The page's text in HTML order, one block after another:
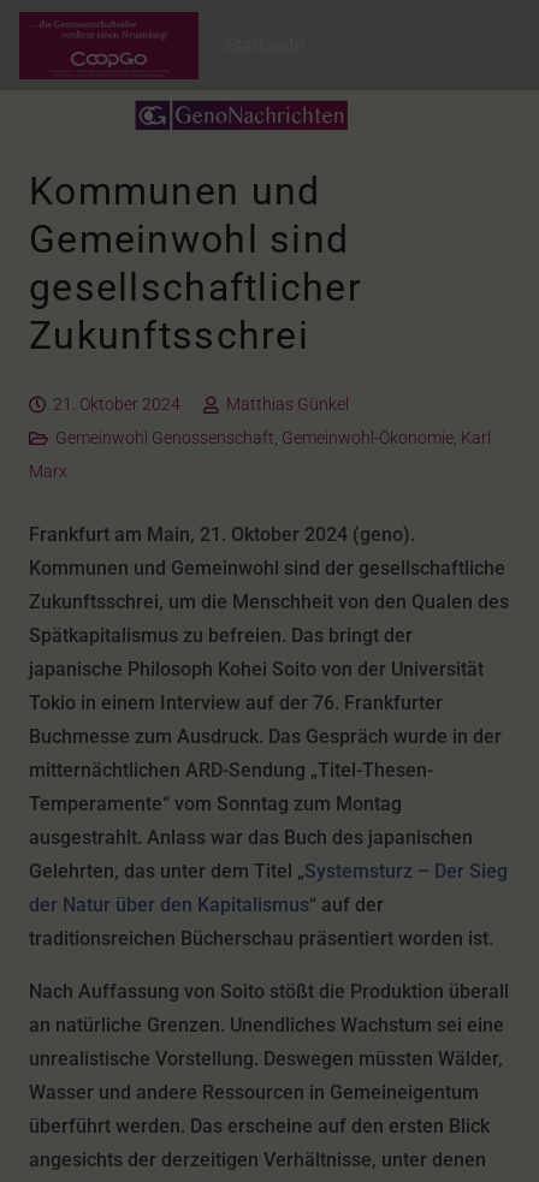
Kommunen und
Gemeinwohl sind
gesellschaftlicher
Zukunftsschrei
21. Oktober 2024
Matthias Günkel
Gemeinwohl Genossenschaft, Gemeinwohl-Ökonomie, Karl
Marx
Frankfurt am Main, 21. Oktober 2024 (geno).
Kommunen und Gemeinwohl sind der gesellschaftliche
Zukunftsschrei, um die Menschheit von den Qualen des
Spätkapitalismus zu befreien. Das bringt der
japanische Philosoph Kohei Soito von der Universität
Tokio in einem Interview auf der 76. Frankfurter
Buchmesse zum Ausdruck. Das Gespräch wurde in der
mitternächtlichen ARD-Sendung „Titel-Thesen-
Temperamente“ vom Sonntag zum Montag
ausgestrahlt. Anlass war das Buch des japanischen
Gelehrten, das unter dem Titel „Systemsturz – Der Sieg
der Natur über den Kapitalismus“ auf der
traditionsreichen Bücherschau präsentiert worden ist.
Nach Auffassung von Soito stößt die Produktion überall
an natürliche Grenzen. Unendliches Wachstum sei eine
unrealistische Vorstellung. Deswegen müssten Wälder,
Wasser und andere Ressourcen in Gemeineigentum
überführt werden. Das erscheine auf den ersten Blick
angesichts der derzeitigen Verhältnisse, unter denen